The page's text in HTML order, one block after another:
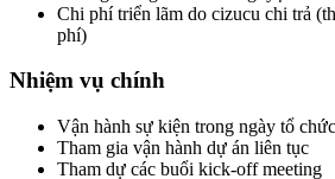
Chi phí triển lãm do cizucu chi trả
phí)
Nhiệm vụ chính
Vận hành sự kiện trong ngày tổ chức
Tham gia vận hành dự án liên tục
Tham dự các buổi kick-off meeting